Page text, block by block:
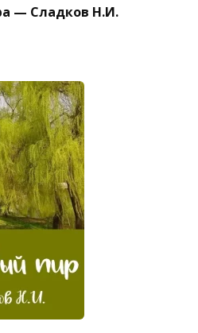
— Сладков Н.И.